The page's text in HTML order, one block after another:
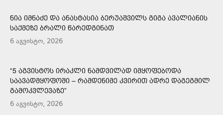
ᲜᲘᲐ ᲘᲛᲜᲐᲫᲔ ᲓᲐ ᲐᲜᲐᲡᲢᲐᲡᲘᲐ ᲑᲔᲠᲣᲐᲨᲕᲘᲚᲡ ᲒᲘᲒᲐ ᲐᲕᲐᲚᲘᲐᲜᲘᲡ
ᲡᲐᲥᲛᲔᲖᲔ ᲑᲠᲐᲚᲘ ᲬᲐᲠᲔᲓᲒᲘᲜᲐᲗ
6 აგვისტო, 2026
“5 ᲐᲒᲕᲘᲡᲢᲝᲡ ᲘᲠᲐᲙᲚᲘ ᲜᲐᲛᲓᲕᲘᲚᲐᲓ ᲘᲛᲧᲝᲤᲔᲑᲝᲓᲐ
ᲡᲐᲐᲕᲐᲓᲛᲧᲝᲤᲝᲨᲘ – ᲠᲐᲛᲓᲔᲜᲘᲛᲔ ᲙᲕᲘᲠᲘᲗ ᲐᲓᲠᲔ ᲓᲐᲒᲔᲒᲛᲘᲚ
ᲒᲐᲛᲝᲙᲕᲚᲔᲕᲐᲖᲔ”
6 აგვისტო, 2026